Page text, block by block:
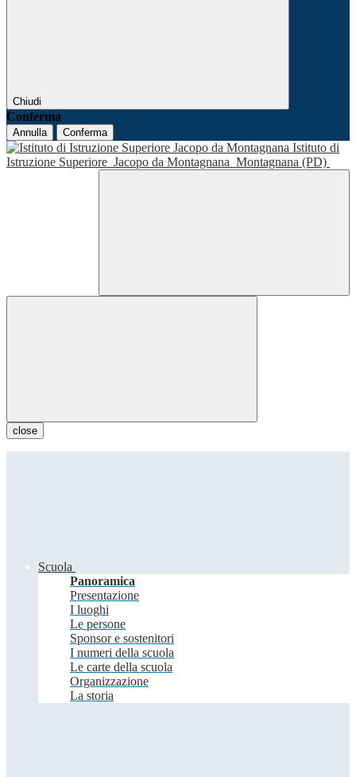
Chiudi
Conferma
Annulla Conferma
Istituto di
Istruzione Superiore Jacopo da Montagnana Montagnana (PD)
close
Scuola
Panoramica
Presentazione
I luoghi
Le persone
Sponsor e sostenitori
I numeri della scuola
Le carte della scuola
Organizzazione
La storia